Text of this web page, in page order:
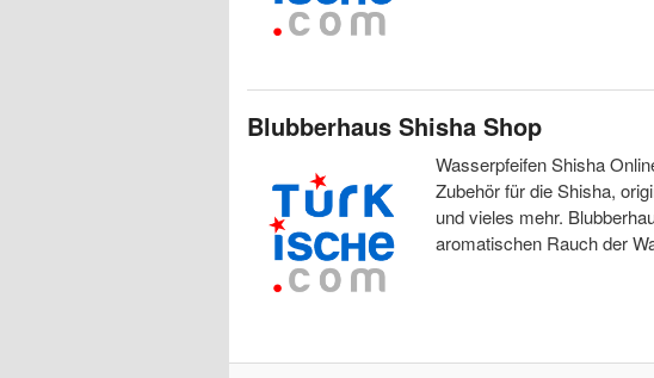
Blubberhaus Shisha Shop
Wasserpfeifen Shisha
Zubehör für die Shisha,
und vieles mehr.
aromatischen Rauch der